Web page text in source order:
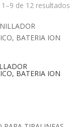
de 12 resultados
BATERIA ION